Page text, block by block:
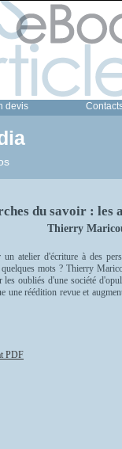
devis
du savoir : les
Thierry
atelier d'écriture à des
mots ? Thierry
oubliés d'une société
une réédition revue et
PDF